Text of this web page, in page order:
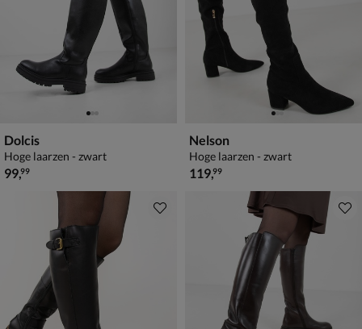
Dolcis
Hoge laarzen - zwart
€ 99,99
99,99
Nelson
Hoge laarzen - zwart
€ 119,99
119,99